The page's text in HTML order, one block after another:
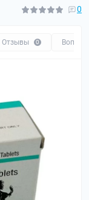
0
Отзывы 0